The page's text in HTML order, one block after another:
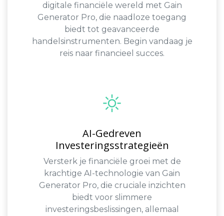
digitale financiële wereld met Gain
Generator Pro, die naadloze toegang
biedt tot geavanceerde
handelsinstrumenten. Begin vandaag je
reis naar financieel succes.
AI-Gedreven
Investeringsstrategieën
Versterk je financiële groei met de
krachtige AI-technologie van Gain
Generator Pro, die cruciale inzichten
biedt voor slimmere
investeringsbeslissingen, allemaal